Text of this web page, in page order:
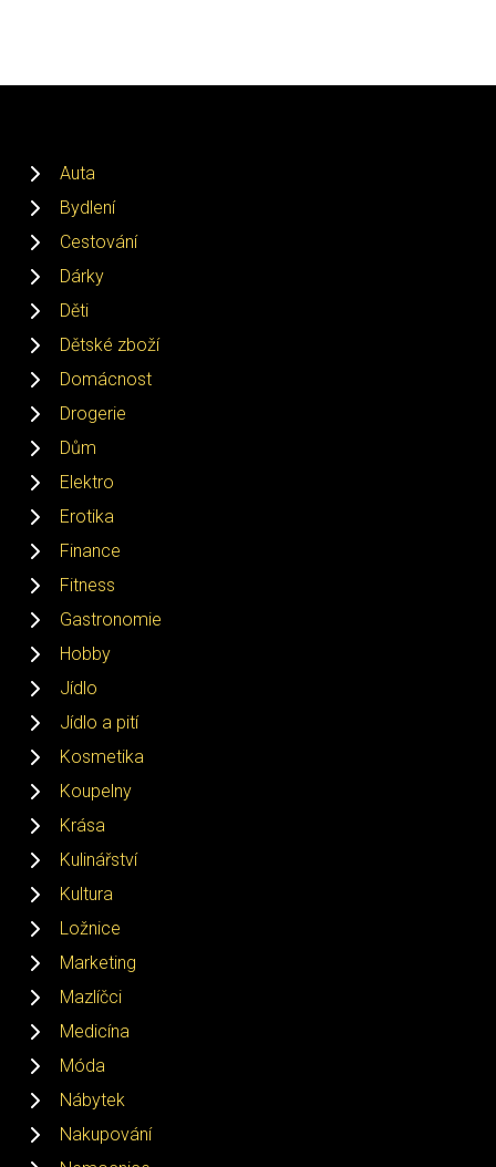
Auta
Bydlení
Cestování
Dárky
Děti
Dětské zboží
Domácnost
Drogerie
Dům
Elektro
Erotika
Finance
Fitness
Gastronomie
Hobby
Jídlo
Jídlo a pití
Kosmetika
Koupelny
Krása
Kulinářství
Kultura
Ložnice
Marketing
Mazlíčci
Medicína
Móda
Nábytek
Nakupování